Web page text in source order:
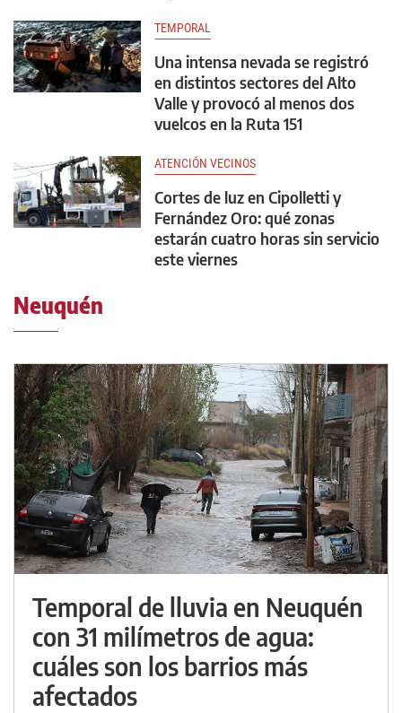
TEMPORAL
Una intensa nevada se registró
en distintos sectores del Alto
Valle y provocó al menos dos
vuelcos en la Ruta 151
ATENCIÓN VECINOS
Cortes de luz en Cipolletti y
Fernández Oro: qué zonas
estarán cuatro horas sin servicio
este viernes
Neuquén
Temporal de lluvia en Neuquén
con 31 milímetros de agua:
cuáles son los barrios más
afectados